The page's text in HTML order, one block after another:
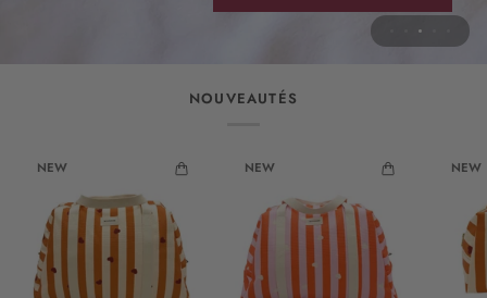
NOUVEAUTÉS
NEW NEW NEW